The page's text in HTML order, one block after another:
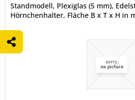
Standmodell, Plexiglas (5 mm),
Hörnchenhalter, Fläche B x T x H in